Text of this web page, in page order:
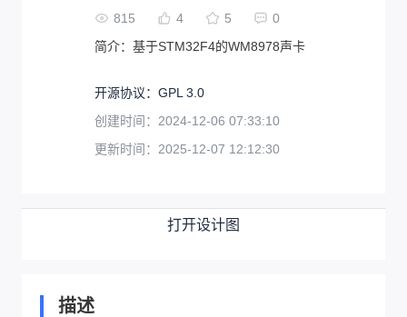
815 4 5
0
简介： 基于STM32F4的WM8978声卡
开源协议： GPL 3.0
创建时间： 2024-12-06 07:33:10
更新时间： 2025-12-07 12:12:30
打开设计图
描述